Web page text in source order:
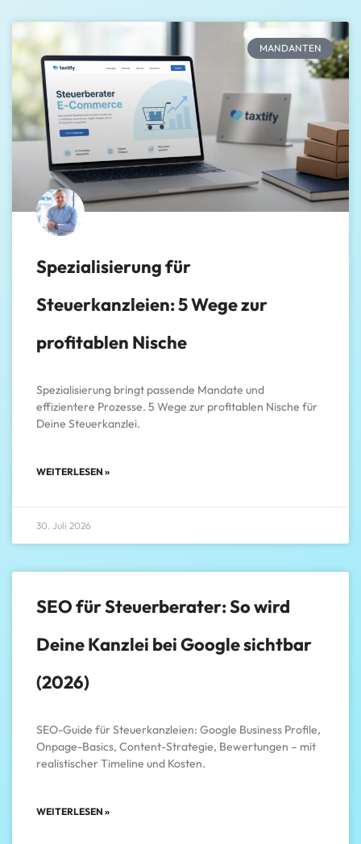
MANDANTEN
Spezialisierung für
Steuerkanzleien: 5 Wege zur
profitablen Nische
Spezialisierung bringt passende Mandate und
effizientere Prozesse. 5 Wege zur profitablen Nische für
Deine Steuerkanzlei.
WEITERLESEN »
30. Juli 2026
SEO für Steuerberater: So wird
Deine Kanzlei bei Google sichtbar
(2026)
SEO-Guide für Steuerkanzleien: Google Business Profile,
Onpage-Basics, Content-Strategie, Bewertungen – mit
realistischer Timeline und Kosten.
WEITERLESEN »